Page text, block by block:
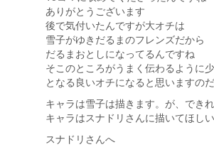
ありがとうございます
後で気付いたんですが大オチは
雪子がゆきだるまのフレンズだから
だるまおとしになってるんですね
そこのところがうまく伝わるように
となる良いオチになると思いますのだ
キャラは雪子は描きます。が、でき
キャラはスナドリさんに描いてほし
スナドリさんへ